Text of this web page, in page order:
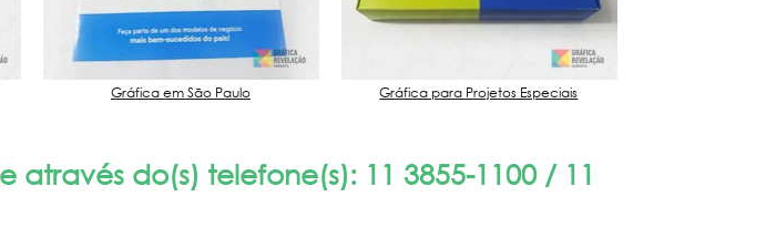
Gráfica em São Paulo Gráfica para Projetos Especiais
do(s) telefone(s): 11 3855-1100 / 11